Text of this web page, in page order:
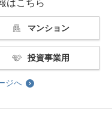
はこちら
マンション
投資事業用
ジへ